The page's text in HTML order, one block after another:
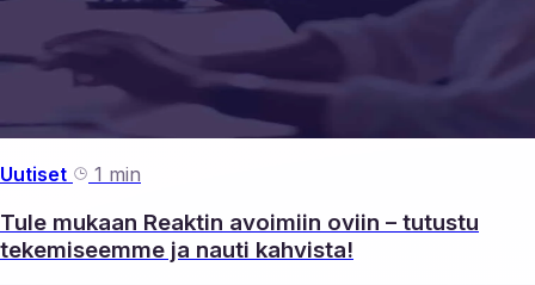
Uutiset 1 min
Tule mukaan Reaktin avoimiin oviin – tutustu
tekemiseemme ja nauti kahvista!